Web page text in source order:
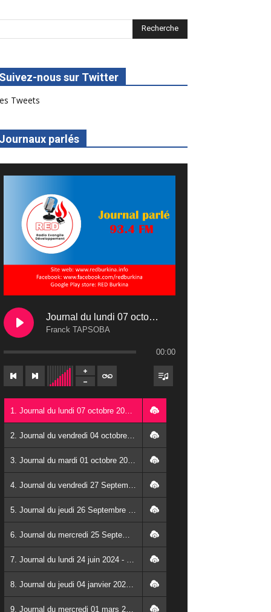
Suivez-nous sur Twitter
Tweets
Journaux parlés
Journal du lundi 07 octobre 2024
Franck TAPSOBA
00:00